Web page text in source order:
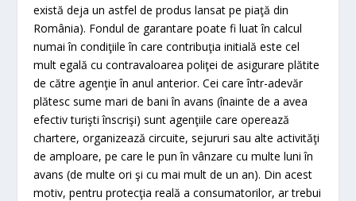
există deja un astfel de produs lansat pe piaţă din
România). Fondul de garantare poate fi luat în calcul
numai în condiţiile în care contribuţia initială este cel
mult egală cu contravaloarea poliţei de asigurare plătite
de către agenţie în anul anterior. Cei care într-adevăr
plătesc sume mari de bani în avans (înainte de a avea
efectiv turişti înscrişi) sunt agenţiile care operează
chartere, organizează circuite, sejururi sau alte activităţi
de amploare, pe care le pun în vânzare cu multe luni în
avans (de multe ori şi cu mai mult de un an). Din acest
motiv, pentru protecţia reală a consumatorilor, ar trebui